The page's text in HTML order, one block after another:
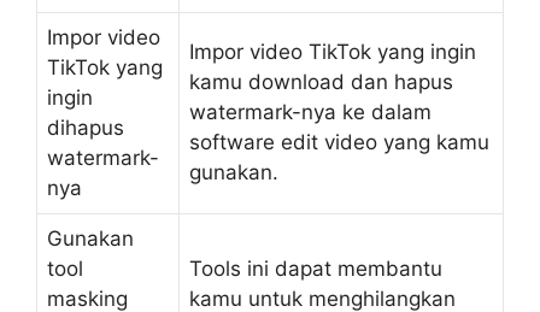
Impor video
TikTok yang
ingin
dihapus
watermark-
nya
Impor video TikTok yang ingin
kamu download dan hapus
watermark-nya ke dalam
software edit video yang kamu
gunakan.
Gunakan
tool
masking
Tools ini dapat membantu
kamu untuk menghilangkan